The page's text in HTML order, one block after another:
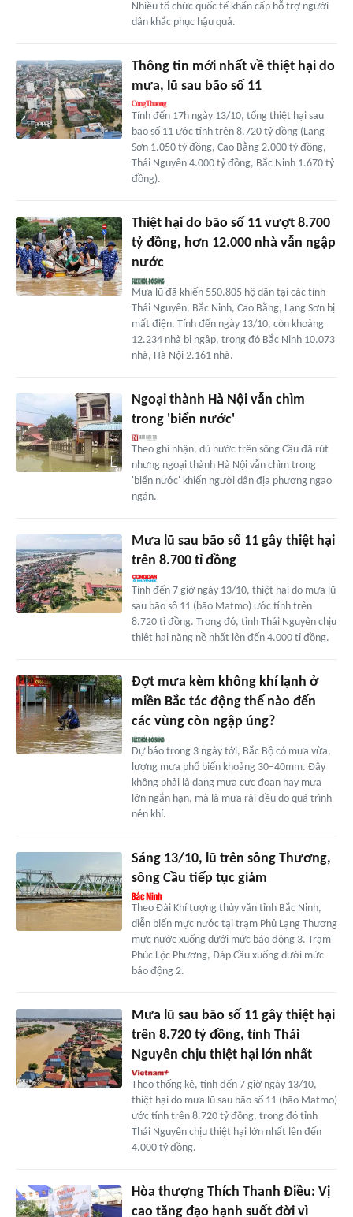
Nhiều tổ chức quốc tế khẩn cấp hỗ trợ người
dân khắc phục hậu quả.
Thông tin mới nhất về thiệt hại do
mưa, lũ sau bão số 11
Tính đến 17h ngày 13/10, tổng thiệt hại sau
bão số 11 ước tính trên 8.720 tỷ đồng (Lạng
Sơn 1.050 tỷ đồng, Cao Bằng 2.000 tỷ đồng,
Thái Nguyên 4.000 tỷ đồng, Bắc Ninh 1.670 tỷ
đồng).
Thiệt hại do bão số 11 vượt 8.700
tỷ đồng, hơn 12.000 nhà vẫn ngập
nước
Mưa lũ đã khiến 550.805 hộ dân tại các tỉnh
Thái Nguyên, Bắc Ninh, Cao Bằng, Lạng Sơn bị
mất điện. Tính đến ngày 13/10, còn khoảng
12.234 nhà bị ngập, trong đó Bắc Ninh 10.073
nhà, Hà Nội 2.161 nhà.
Ngoại thành Hà Nội vẫn chìm
trong 'biển nước'
Theo ghi nhận, dù nước trên sông Cầu đã rút
nhưng ngoại thành Hà Nội vẫn chìm trong
'biển nước' khiến người dân địa phương ngao
ngán.
Mưa lũ sau bão số 11 gây thiệt hại
trên 8.700 tỉ đồng
Tính đến 7 giờ ngày 13/10, thiệt hại do mưa lũ
sau bão số 11 (bão Matmo) ước tính trên
8.720 tỉ đồng. Trong đó, tỉnh Thái Nguyên chịu
thiệt hại nặng nề nhất lên đến 4.000 tỉ đồng.
Đợt mưa kèm không khí lạnh ở
miền Bắc tác động thế nào đến
các vùng còn ngập úng?
Dự báo trong 3 ngày tới, Bắc Bộ có mưa vừa,
lượng mưa phổ biến khoảng 30–40mm. Đây
không phải là dạng mưa cực đoan hay mưa
lớn ngắn hạn, mà là mưa rải đều do quá trình
nén khí.
Sáng 13/10, lũ trên sông Thương,
sông Cầu tiếp tục giảm
Theo Đài Khí tượng thủy văn tỉnh Bắc Ninh,
diễn biến mực nước tại trạm Phủ Lạng Thương
mực nước xuống dưới mức báo động 3. Trạm
Phúc Lộc Phương, Đáp Cầu xuống dưới mức
báo động 2.
Mưa lũ sau bão số 11 gây thiệt hại
trên 8.720 tỷ đồng, tỉnh Thái
Nguyên chịu thiệt hại lớn nhất
Theo thống kê, tính đến 7 giờ ngày 13/10,
thiệt hại do mưa lũ sau bão số 11 (bão Matmo)
ước tính trên 8.720 tỷ đồng, trong đó tỉnh
Thái Nguyên chịu thiệt hại lớn nhất lên đến
4.000 tỷ đồng.
Hòa thượng Thích Thanh Điều: Vị
cao tăng đạo hạnh suốt đời vì